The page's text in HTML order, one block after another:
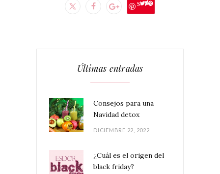
Save
Últimas entradas
Consejos para una
Navidad detox
DICIEMBRE 22, 2022
¿Cuál es el origen del
black friday?